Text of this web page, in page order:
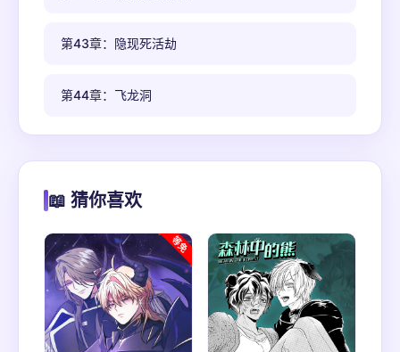
第43章：隐现死活劫
第44章：飞龙洞
📖 猜你喜欢